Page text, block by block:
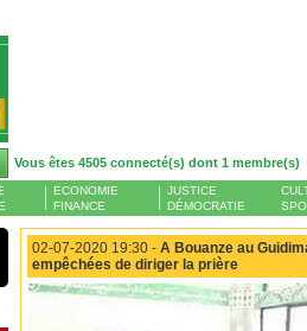
Vous êtes 4505 connecté(s) dont 1 membre(s)
ECONOMIE
FINANCE
JUSTICE
DÉMOCRATIE
02-07-2020 19:30 - A Bouanze au
empêchées de diriger la prière